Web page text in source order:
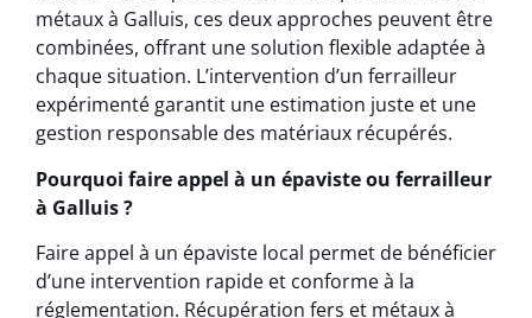
métaux à Galluis, ces deux approches peuvent être
combinées, offrant une solution flexible adaptée à
chaque situation. L’intervention d’un ferrailleur
expérimenté garantit une estimation juste et une
gestion responsable des matériaux récupérés.
Pourquoi faire appel à un épaviste ou ferrailleur
à Galluis ?
Faire appel à un épaviste local permet de bénéficier
d’une intervention rapide et conforme à la
réglementation. Récupération fers et métaux à